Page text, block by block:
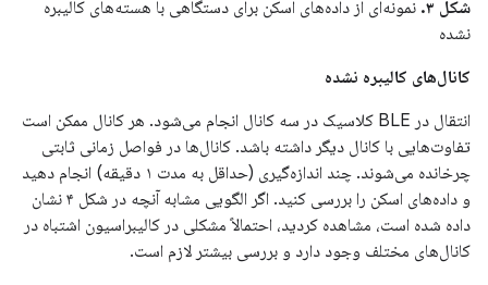
شکل ۳.
نمونه‌ای از داده‌های اسکن برای دستگاهی با هسته‌های کالیبره
نشده
کانال‌های کالیبره نشده
انتقال در BLE کلاسیک در سه کانال انجام می‌شود. هر کانال ممکن است
تفاوت‌هایی با کانال دیگر داشته باشد. کانال‌ها در فواصل زمانی ثابتی
چرخانده می‌شوند. چند اندازه‌گیری (حداقل به مدت ۱ دقیقه) انجام دهید
و داده‌های اسکن را بررسی کنید. اگر الگویی مشابه آنچه در شکل ۴ نشان
داده شده است، مشاهده کردید، احتمالاً مشکلی در کالیبراسیون اشتباه در
کانال‌های مختلف وجود دارد و بررسی بیشتر لازم است.